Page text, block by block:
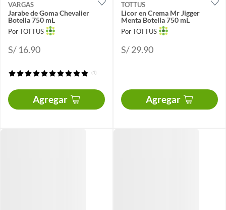
VARGAS
Jarabe de Goma Chevalier
Botella 750 mL
Por TOTTUS
S/ 16.90
(1)
Agregar
TOTTUS
Licor en Crema Mr Jigger
Menta Botella 750 mL
Por TOTTUS
S/ 29.90
Agregar